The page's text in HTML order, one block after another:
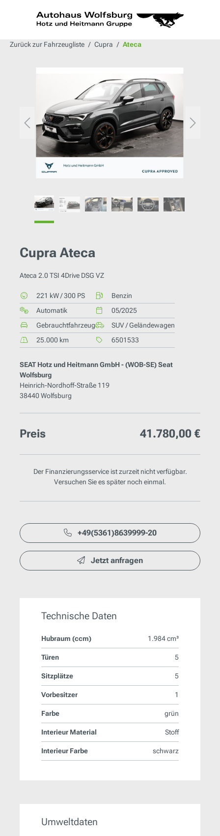
springen
Zurück zur Fahrzeugliste Cupra Ateca
Cupra Ateca
Ateca 2.0 TSI 4Drive DSG VZ
221 kW / 300 PS
Automatik
Gebrauchtfahrzeug
25.000 km
Benzin
05/2025
SUV / Geländewagen
6501533
SEAT Hotz und Heitmann GmbH - (WOB-SE) Seat
Wolfsburg
Heinrich-Nordhoff-Straße 119
38440 Wolfsburg
Preis 41.780,00 €
Der Finanzierungsservice ist zurzeit nicht verfügbar.
Versuchen Sie es später noch einmal.
+49(5361)8639999-20
Jetzt anfragen
Technische Daten
Hubraum (ccm) 1.984 cm³
Türen 5
Sitzplätze 5
Vorbesitzer 1
Farbe grün
Interieur Material Stoff
Interieur Farbe schwarz
Umweltdaten